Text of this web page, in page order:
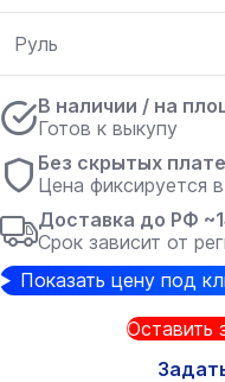
Руль
В наличии / на
Готов к выкупу
Без скрытых
Цена фиксируется
Доставка до РФ
Срок зависит от
Показать цену под
Оставить